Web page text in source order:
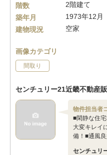
階数
2階建て
築年月
1973年12月
建物現況
空家
画像カテゴリ
間取り
センチュリー21近畿不動産
物件担当者
■閑静な住
大変キレイ
備！■通風良
センチュリ